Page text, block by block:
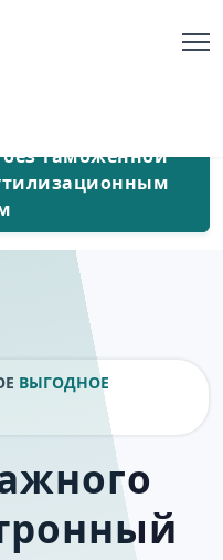
таможенной
ВЫГОДНОЕ